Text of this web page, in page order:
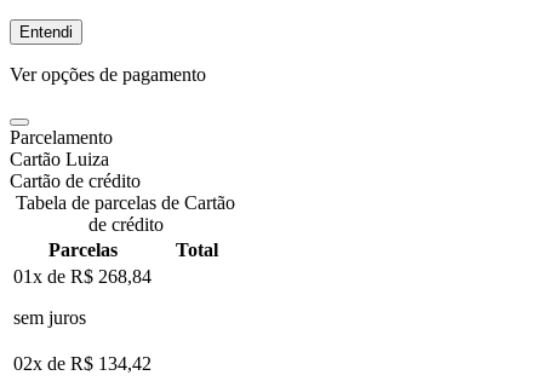
Entendi
Ver opções de pagamento
Parcelamento
Cartão Luiza
Cartão de crédito
Tabela de parcelas de Cartão
de crédito
Parcelas
Total
01x de R$ 268,84
sem juros
02x de R$ 134,42